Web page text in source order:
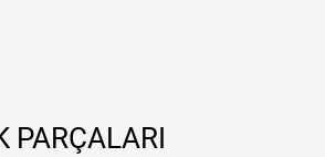
PARÇALARI